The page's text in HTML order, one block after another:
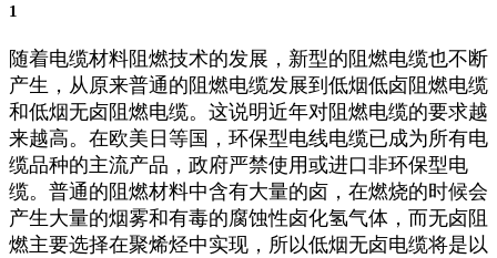
1
随着电缆材料阻燃技术的发展，新型的阻燃电缆也不断
产生，从原来普通的阻燃电缆发展到低烟低卤阻燃电缆
和低烟无卤阻燃电缆。这说明近年对阻燃电缆的要求越
来越高。在欧美日等国，环保型电线电缆已成为所有电
缆品种的主流产品，政府严禁使用或进口非环保型电
缆。普通的阻燃材料中含有大量的卤，在燃烧的时候会
产生大量的烟雾和有毒的腐蚀性卤化氢气体，而无卤阻
燃主要选择在聚烯烃中实现，所以低烟无卤电缆将是以